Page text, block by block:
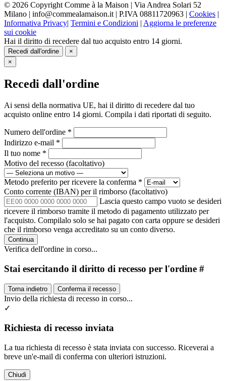
© 2026 Copyright Comme à la Maison | Via Andrea Solari 52
Milano | info@commealamaison.it | P.IVA 08811720963 | Cookies |
Informativa Privacy| Termini e Condizioni | Aggiorna le preferenze
sui cookie
Hai il diritto di recedere dal tuo acquisto entro 14 giorni.
Recedi dall'ordine
×
×
Recedi dall'ordine
Ai sensi della normativa UE, hai il diritto di recedere dal tuo
acquisto online entro 14 giorni. Compila i dati riportati di seguito.
Numero dell'ordine *
Indirizzo e-mail *
Il tuo nome *
Motivo del recesso (facoltativo)
Metodo preferito per ricevere la conferma *
Conto corrente (IBAN) per il rimborso (facoltativo)
Lascia questo campo vuoto se desideri
ricevere il rimborso tramite il metodo di pagamento utilizzato per
l'acquisto. Compilalo solo se hai pagato con carta oppure se desideri
che il rimborso venga accreditato su un conto diverso.
Continua
Verifica dell'ordine in corso...
Stai esercitando il diritto di recesso per l'ordine #
Torna indietro Conferma il recesso
Invio della richiesta di recesso in corso...
✓
Richiesta di recesso inviata
La tua richiesta di recesso è stata inviata con successo. Riceverai a
breve un'e-mail di conferma con ulteriori istruzioni.
Chiudi